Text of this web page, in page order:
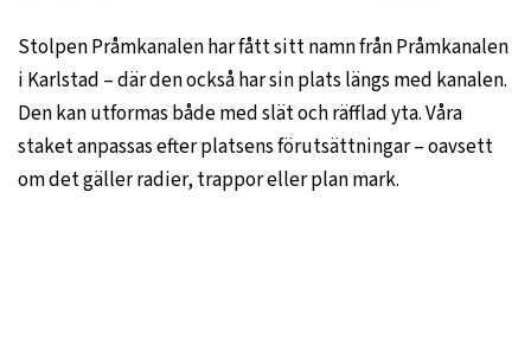
Stolpen Pråmkanalen har fått sitt namn från Pråmkanalen
i Karlstad – där den också har sin plats längs med kanalen.
Den kan utformas både med slät och räfflad yta. Våra
staket anpassas efter platsens förutsättningar – oavsett
om det gäller radier, trappor eller plan mark.